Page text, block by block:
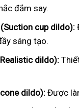
đắm say.
cup dildo):
sáng tạo.
dildo):
dildo): Được